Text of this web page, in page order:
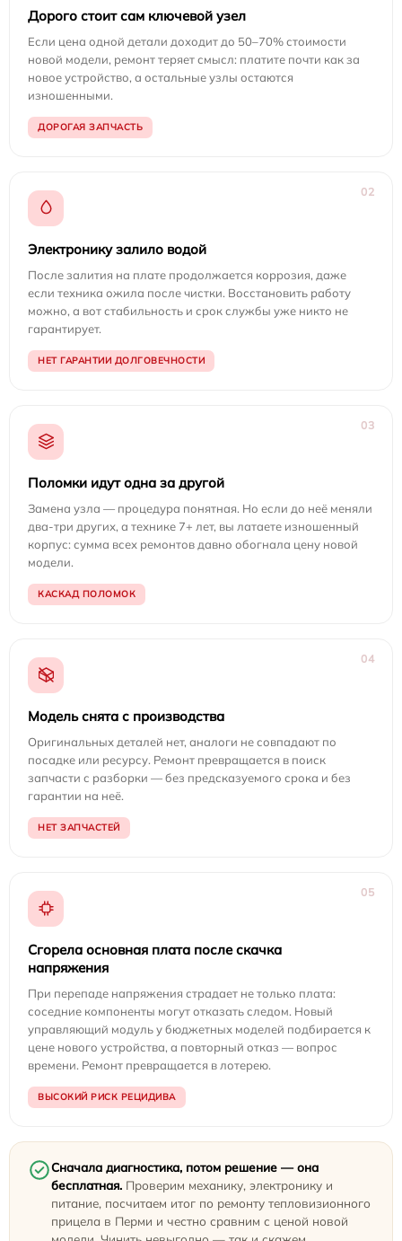
Дорого стоит сам ключевой узел
Если цена одной детали доходит до 50–70% стоимости
новой модели, ремонт теряет смысл: платите почти как за
новое устройство, а остальные узлы остаются
изношенными.
ДОРОГАЯ ЗАПЧАСТЬ
02
Электронику залило водой
После залития на плате продолжается коррозия, даже
если техника ожила после чистки. Восстановить работу
можно, а вот стабильность и срок службы уже никто не
гарантирует.
НЕТ ГАРАНТИИ ДОЛГОВЕЧНОСТИ
03
Поломки идут одна за другой
Замена узла — процедура понятная. Но если до неё меняли
два-три других, а технике 7+ лет, вы латаете изношенный
корпус: сумма всех ремонтов давно обогнала цену новой
модели.
КАСКАД ПОЛОМОК
04
Модель снята с производства
Оригинальных деталей нет, аналоги не совпадают по
посадке или ресурсу. Ремонт превращается в поиск
запчасти с разборки — без предсказуемого срока и без
гарантии на неё.
НЕТ ЗАПЧАСТЕЙ
05
Сгорела основная плата после скачка
напряжения
При перепаде напряжения страдает не только плата:
соседние компоненты могут отказать следом. Новый
управляющий модуль у бюджетных моделей подбирается к
цене нового устройства, а повторный отказ — вопрос
времени. Ремонт превращается в лотерею.
ВЫСОКИЙ РИСК РЕЦИДИВА
Сначала диагностика, потом решение — она
бесплатная. Проверим механику, электронику и
питание, посчитаем итог по ремонту тепловизионного
прицела в Перми и честно сравним с ценой новой